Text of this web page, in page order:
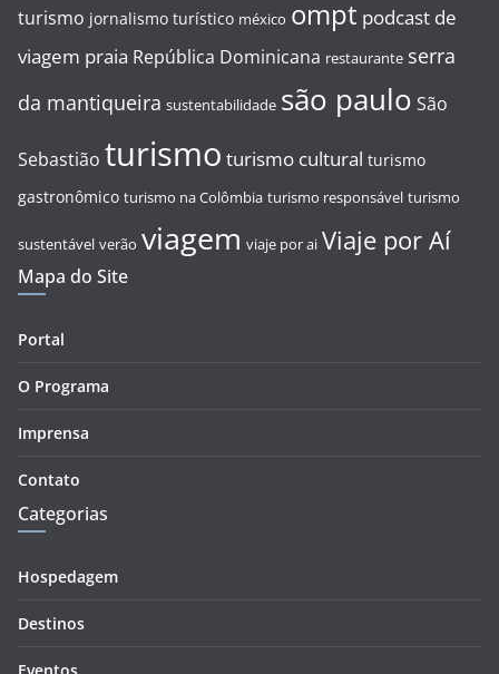
turismo jornalismo turístico méxico ompt podcast de
viagem praia República Dominicana restaurante serra
da mantiqueira sustentabilidade são paulo São
Sebastião turismo turismo cultural turismo
gastronômico turismo na Colômbia turismo responsável turismo
sustentável verão viagem viaje por ai Viaje por Aí
Mapa do Site
Portal
O Programa
Imprensa
Contato
Categorias
Hospedagem
Destinos